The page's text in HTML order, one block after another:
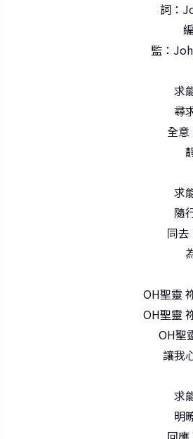
詞：
監：
求
尋
全意
求
隨
同
OH聖靈
OH聖靈
OH聖
讓我
求
明